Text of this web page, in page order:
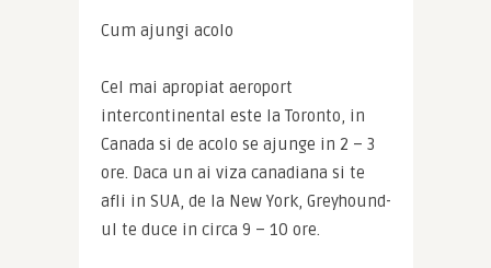
Cum ajungi acolo
Cel mai apropiat aeroport
intercontinental este la Toronto, in
Canada si de acolo se ajunge in 2 – 3
ore. Daca un ai viza canadiana si te
afli in SUA, de la New York, Greyhound-
ul te duce in circa 9 – 10 ore.